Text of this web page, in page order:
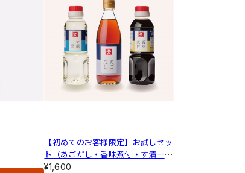
【初めてのお客様限定】お試しセッ
ト（あごだし・香味煮付・す漬一
発）
¥1,600